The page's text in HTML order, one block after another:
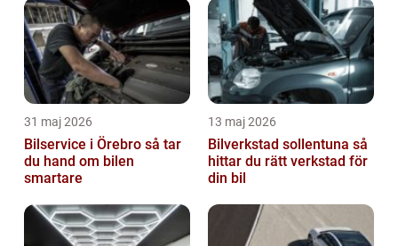
31 maj 2026
Bilservice i Örebro så tar
du hand om bilen
smartare
13 maj 2026
Bilverkstad sollentuna så
hittar du rätt verkstad för
din bil